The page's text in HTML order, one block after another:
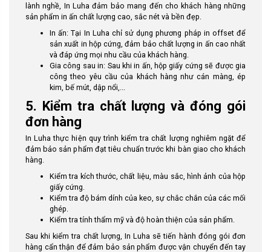
lành nghề, In Luha đảm bảo mang đến cho khách hàng những
sản phẩm in ấn chất lượng cao, sắc nét và bền đẹp.
In ấn: Tại In Luha chỉ sử dụng phương pháp in offset để
sản xuất in hộp cứng, đảm bảo chất lượng in ấn cao nhất
và đáp ứng mọi nhu cầu của khách hàng.
Gia công sau in: Sau khi in ấn, hộp giấy cứng sẽ được gia
công theo yêu cầu của khách hàng như cán màng, ép
kim, bế mút, dập nổi,...
5. Kiểm tra chất lượng và đóng gói
đơn hàng
In Luha thực hiện quy trình kiểm tra chất lượng nghiêm ngặt để
đảm bảo sản phẩm đạt tiêu chuẩn trước khi bàn giao cho khách
hàng.
Kiểm tra kích thước, chất liệu, màu sắc, hình ảnh của hộp
giấy cứng.
Kiểm tra độ bám dính của keo, sự chắc chắn của các mối
ghép.
Kiểm tra tính thẩm mỹ và độ hoàn thiện của sản phẩm.
Sau khi kiểm tra chất lượng, In Luha sẽ tiến hành đóng gói đơn
hàng cẩn thận để đảm bảo sản phẩm được vận chuyển đến tay